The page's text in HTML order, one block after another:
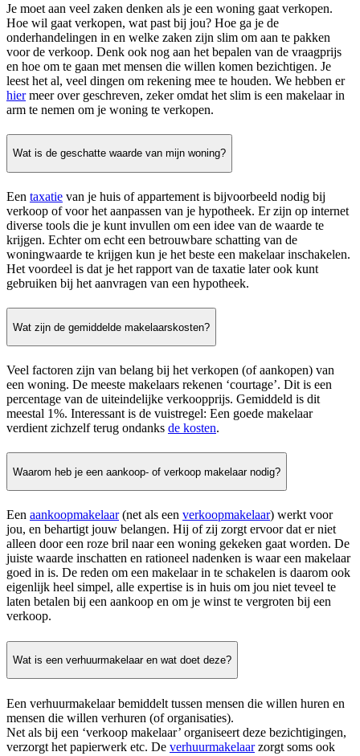
Je moet aan veel zaken denken als je een woning gaat verkopen.
Hoe wil gaat verkopen, wat past bij jou? Hoe ga je de
onderhandelingen in en welke zaken zijn slim om aan te pakken
voor de verkoop. Denk ook nog aan het bepalen van de vraagprijs
en hoe om te gaan met mensen die willen komen bezichtigen. Je
leest het al, veel dingen om rekening mee te houden. We hebben er
hiermeer over geschreven, zeker omdat het slim is een makelaar in
arm te nemen om je woning te verkopen.
Wat is de geschatte waarde van mijn woning?
Een taxatie van je huis of appartement is bijvoorbeeld nodig bij
verkoop of voor het aanpassen van je hypotheek. Er zijn op internet
diverse tools die je kunt invullen om een idee van de waarde te
krijgen. Echter om echt een betrouwbare schatting van de
woningwaarde te krijgen kun je het beste een makelaar inschakelen.
Het voordeel is dat je het rapport van de taxatie later ook kunt
gebruiken bij het aanvragen van een hypotheek.
Wat zijn de gemiddelde makelaarskosten?
Veel factoren zijn van belang bij het verkopen (of aankopen) van
een woning. De meeste makelaars rekenen ‘courtage’. Dit is een
percentage van de uiteindelijke verkoopprijs. Gemiddeld is dit
meestal 1%. Interessant is de vuistregel: Een goede makelaar
verdient zichzelf terug ondanks de kosten.
Waarom heb je een aankoop- of verkoop makelaar nodig?
Een aankoopmakelaar(net als een verkoopmakelaar) werkt voor
jou, en behartigt jouw belangen. Hij of zij zorgt ervoor dat er niet
alleen door een roze bril naar een woning gekeken gaat worden. De
juiste waarde inschatten en rationeel nadenken is waar een makelaar
goed in is. De reden om een makelaar in te schakelen is daarom ook
eigenlijk heel simpel, alle expertise is in huis om jou niet teveel te
laten betalen bij een aankoop en om je winst te vergroten bij een
verkoop.
Wat is een verhuurmakelaar en wat doet deze?
Een verhuurmakelaar bemiddelt tussen mensen die willen huren en
mensen die willen verhuren (of organisaties).
Net als bij een ‘verkoop makelaar’ organiseert deze bezichtigingen,
verzorgt het papierwerk etc. De verhuurmakelaarzorgt soms ook